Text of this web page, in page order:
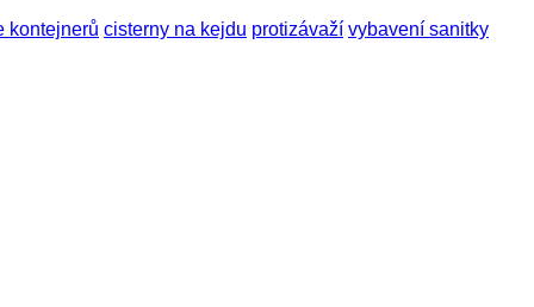
kontejnerů cisterny na kejdu protizávaží vybavení sanitky